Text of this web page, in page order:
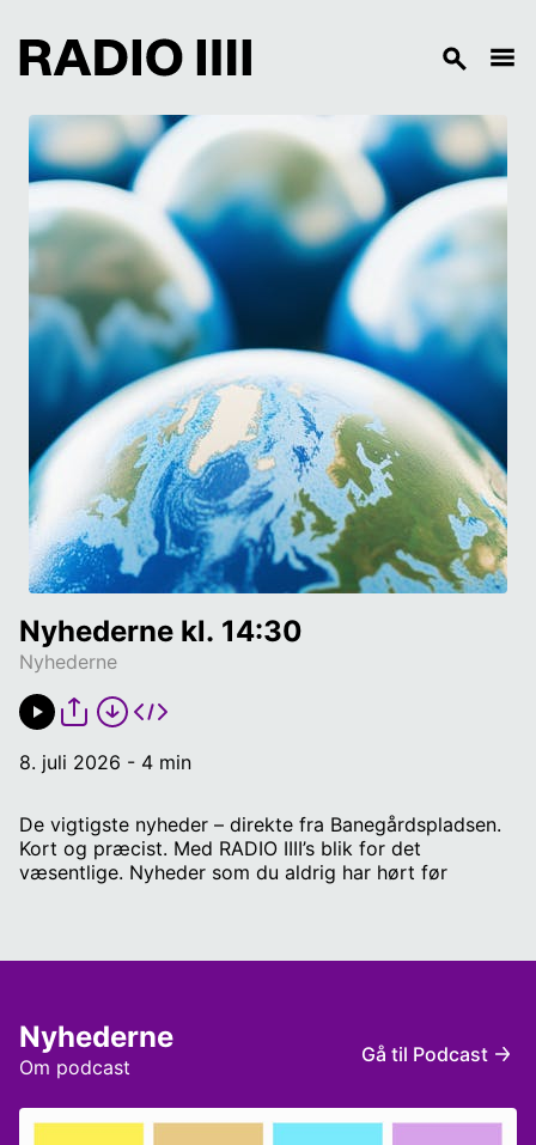
Nyhederne
Nyhederne kl. 14:30
8. juli 2026 - 4 min
De vigtigste nyheder – direkte fra Banegårdspladsen.
Kort og præcist. Med RADIO IIII’s blik for det
væsentlige. Nyheder som du aldrig har hørt før
Om podcast
Nyhederne Gå til Podcast